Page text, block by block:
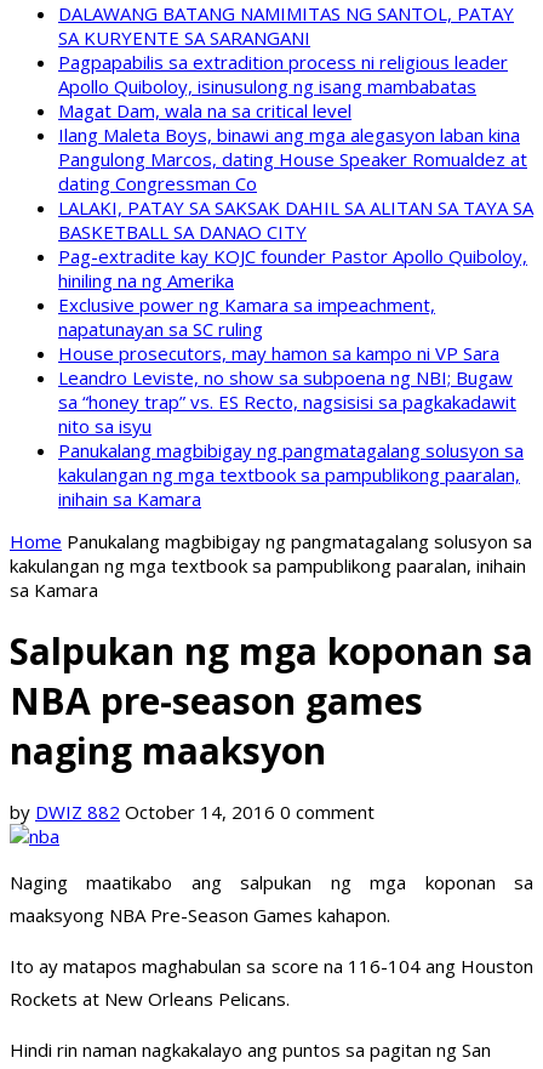
DALAWANG BATANG NAMIMITAS NG SANTOL, PATAY
SA KURYENTE SA SARANGANI
Pagpapabilis sa extradition process ni religious leader
Apollo Quiboloy, isinusulong ng isang mambabatas
Magat Dam, wala na sa critical level
Ilang Maleta Boys, binawi ang mga alegasyon laban kina
Pangulong Marcos, dating House Speaker Romualdez at
dating Congressman Co
LALAKI, PATAY SA SAKSAK DAHIL SA ALITAN SA TAYA SA
BASKETBALL SA DANAO CITY
Pag-extradite kay KOJC founder Pastor Apollo Quiboloy,
hiniling na ng Amerika
Exclusive power ng Kamara sa impeachment,
napatunayan sa SC ruling
House prosecutors, may hamon sa kampo ni VP Sara
Leandro Leviste, no show sa subpoena ng NBI; Bugaw
sa “honey trap” vs. ES Recto, nagsisisi sa pagkakadawit
nito sa isyu
Panukalang magbibigay ng pangmatagalang solusyon sa
kakulangan ng mga textbook sa pampublikong paaralan,
inihain sa Kamara
Home Panukalang magbibigay ng pangmatagalang solusyon sa
kakulangan ng mga textbook sa pampublikong paaralan, inihain
sa Kamara
Salpukan ng mga koponan sa
NBA pre-season games
naging maaksyon
by DWIZ 882 October 14, 2016 0 comment
Naging maatikabo ang salpukan ng mga koponan sa
maaksyong NBA Pre-Season Games kahapon.
Ito ay matapos maghabulan sa score na 116-104 ang Houston
Rockets at New Orleans Pelicans.
Hindi rin naman nagkakalayo ang puntos sa pagitan ng San